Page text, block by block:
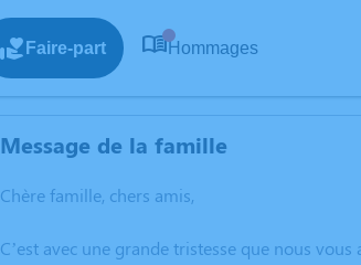
Faire-part Hommages
Message de la famille
Chère famille, chers amis,
C’est avec une grande tristesse que nous